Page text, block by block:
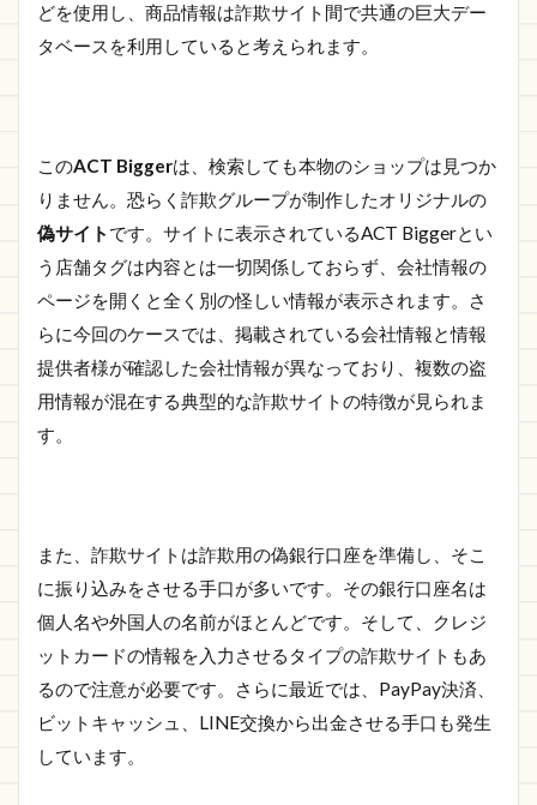
どを使用し、商品情報は詐欺サイト間で共通の巨大デー
タベースを利用していると考えられます。
このACT Biggerは、検索しても本物のショップは見つか
りません。恐らく詐欺グループが制作したオリジナルの
偽サイト です。サイトに表示されているACT Biggerとい
う店舗タグは内容とは一切関係しておらず、会社情報の
ページを開くと全く別の怪しい情報が表示されます。さ
らに今回のケースでは、掲載されている会社情報と情報
提供者様が確認した会社情報が異なっており、複数の盗
用情報が混在する典型的な詐欺サイトの特徴が見られま
す。
また、詐欺サイトは詐欺用の偽銀行口座を準備し、そこ
に振り込みをさせる手口が多いです。その銀行口座名は
個人名や外国人の名前がほとんどです。そして、クレジ
ットカードの情報を入力させるタイプの詐欺サイトもあ
るので注意が必要です。さらに最近では、PayPay決済、
ビットキャッシュ、LINE交換から出金させる手口も発生
しています。